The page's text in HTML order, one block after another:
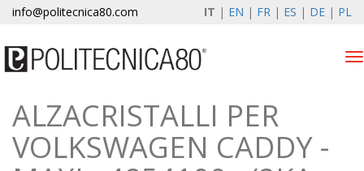
info@politecnica80.com IT | EN | FR | ES | DE | PL
giovedì 6 agosto 2026
Alzacristalli elettrici
ALZACRISTALLI PER
VOLKSWAGEN CADDY -